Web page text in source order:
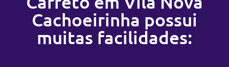
Cachoeirinha possui
muitas facilidades: